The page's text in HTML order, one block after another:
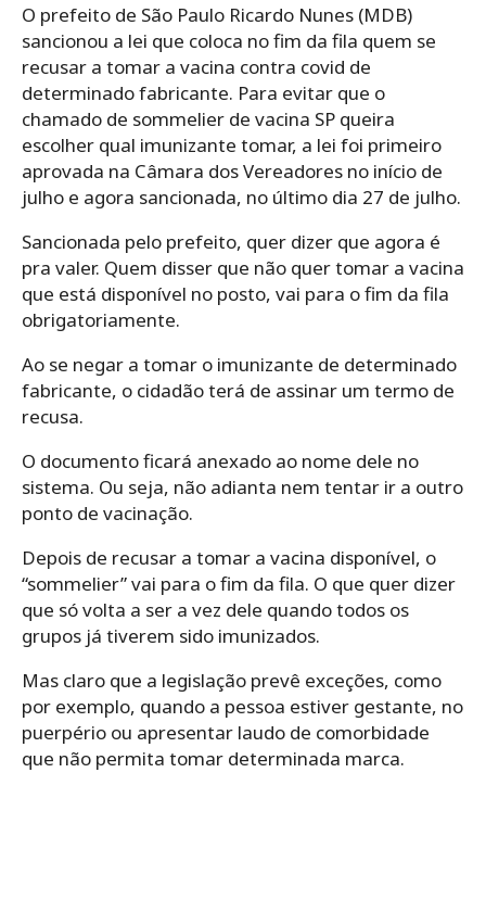
O prefeito de São Paulo Ricardo Nunes (MDB)
sancionou a lei que coloca no fim da fila quem se
recusar a tomar a vacina contra covid de
determinado fabricante. Para evitar que o
chamado de sommelier de vacina SP queira
escolher qual imunizante tomar, a lei foi primeiro
aprovada na Câmara dos Vereadores no início de
julho e agora sancionada, no último dia 27 de julho.
Sancionada pelo prefeito, quer dizer que agora é
pra valer. Quem disser que não quer tomar a vacina
que está disponível no posto, vai para o fim da fila
obrigatoriamente.
Ao se negar a tomar o imunizante de determinado
fabricante, o cidadão terá de assinar um termo de
recusa.
O documento ficará anexado ao nome dele no
sistema. Ou seja, não adianta nem tentar ir a outro
ponto de vacinação.
Depois de recusar a tomar a vacina disponível, o
“sommelier” vai para o fim da fila. O que quer dizer
que só volta a ser a vez dele quando todos os
grupos já tiverem sido imunizados.
Mas claro que a legislação prevê exceções, como
por exemplo, quando a pessoa estiver gestante, no
puerpério ou apresentar laudo de comorbidade
que não permita tomar determinada marca.